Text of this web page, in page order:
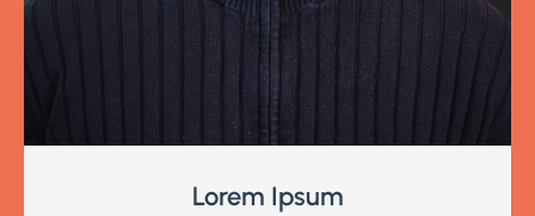
Lorem Ipsum